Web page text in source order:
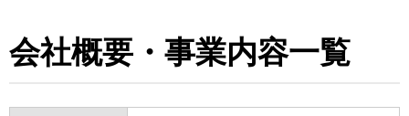
会社概要・事業内容⼀覧